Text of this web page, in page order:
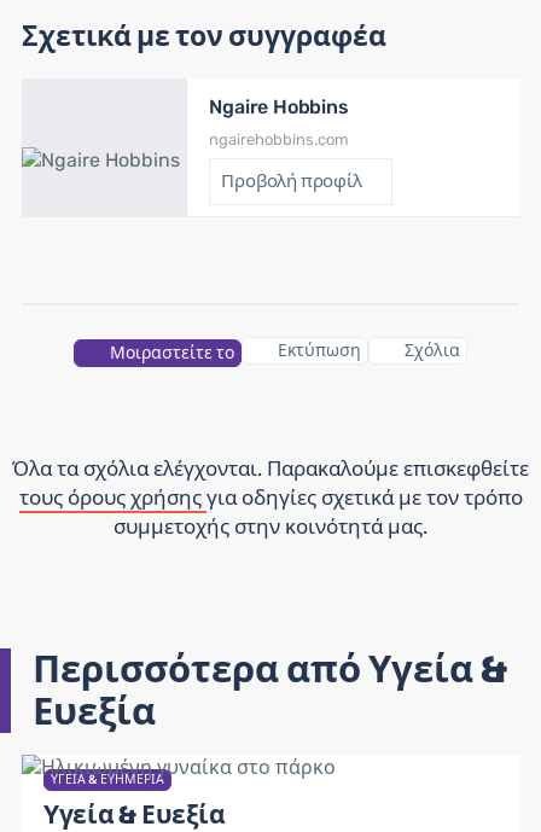
Σχετικά με τον συγγραφέα
Ngaire Hobbins
ngairehobbins.com
Προβολή προφίλ
Μοιραστείτε το Εκτύπωση Σχόλια
Όλα τα σχόλια ελέγχονται. Παρακαλούμε επισκεφθείτε
τους όρους χρήσης για οδηγίες σχετικά με τον τρόπο
συμμετοχής στην κοινότητά μας.
Περισσότερα από Υγεία &
Ευεξία
ΥΓΕΊΑ & ΕΥΗΜΕΡΊΑ
Υγεία & Ευεξία